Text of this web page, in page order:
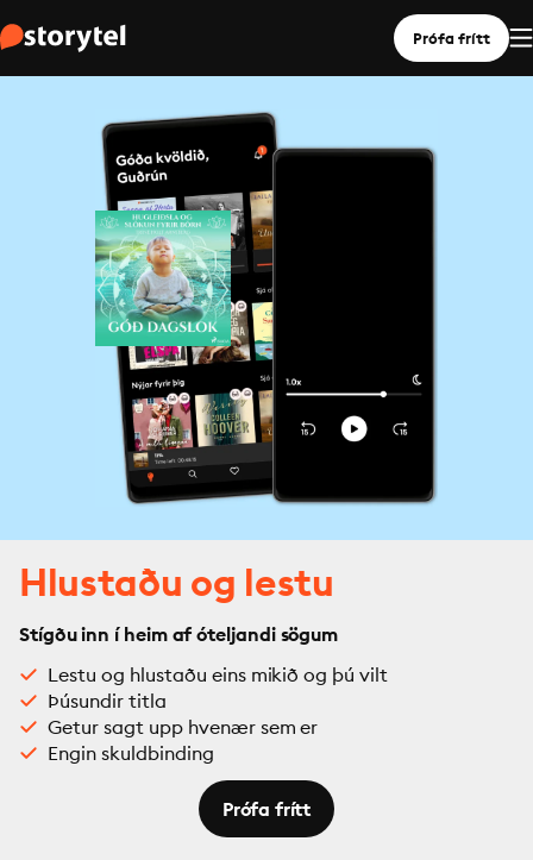
Prófa frítt
Hlustaðu og lestu
Stígðu inn í heim af óteljandi sögum
Lestu og hlustaðu eins mikið og þú vilt
Þúsundir titla
Getur sagt upp hvenær sem er
Engin skuldbinding
Prófa frítt